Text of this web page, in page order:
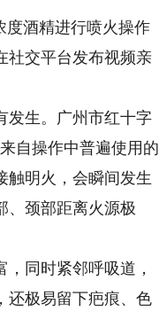
酒精进行喷火操作
社交平台发布视频亲
生。广州市红十字
自操作中普遍使用的
触明火，会瞬间发生
、颈部距离火源极
同时紧邻呼吸道，
还极易留下疤痕、色